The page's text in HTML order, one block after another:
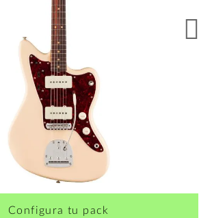
crearte tu propio pack?
Configura tu pack